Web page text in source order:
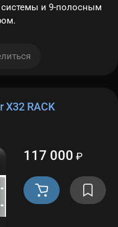
и 9-полосным
RACK
117 000 ₽